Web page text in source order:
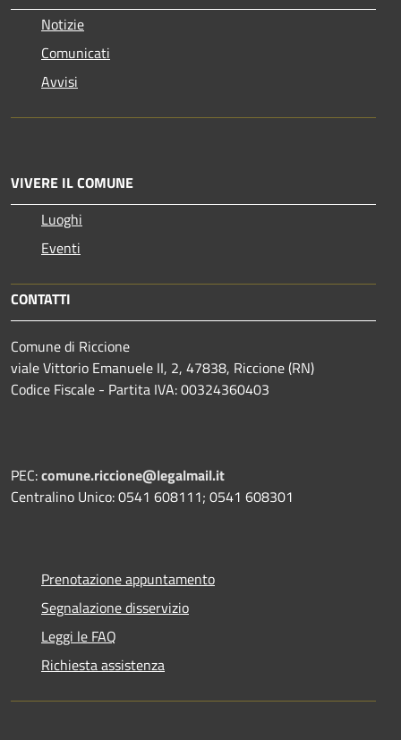
Notizie
Comunicati
Avvisi
VIVERE IL COMUNE
Luoghi
Eventi
CONTATTI
Comune di Riccione
viale Vittorio Emanuele II, 2, 47838, Riccione (RN)
Codice Fiscale - Partita IVA: 00324360403
PEC:comune.riccione@legalmail.it
Centralino Unico: 0541 608111; 0541 608301
Prenotazione appuntamento
Segnalazione disservizio
Leggi le FAQ
Richiesta assistenza